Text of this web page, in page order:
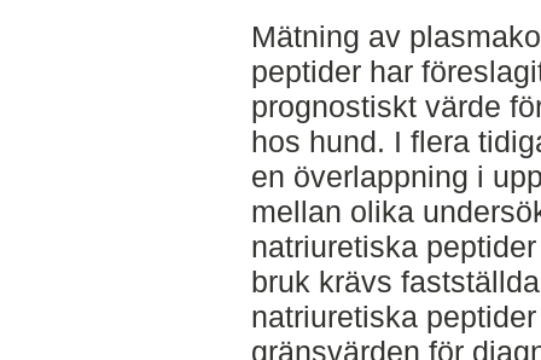
Mätning av
peptider har
prognostiskt värde
hos hund. I flera
en överlappning i
mellan olika
natriuretiska
bruk krävs
natriuretiska
gränsvärden för